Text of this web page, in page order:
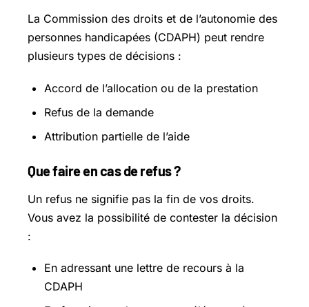
La Commission des droits et de l’autonomie des
personnes handicapées (CDAPH) peut rendre
plusieurs types de décisions :
Accord de l’allocation ou de la prestation
Refus de la demande
Attribution partielle de l’aide
Que faire en cas de refus ?
Un refus ne signifie pas la fin de vos droits.
Vous avez la possibilité de contester la décision
:
En adressant une lettre de recours à la
CDAPH